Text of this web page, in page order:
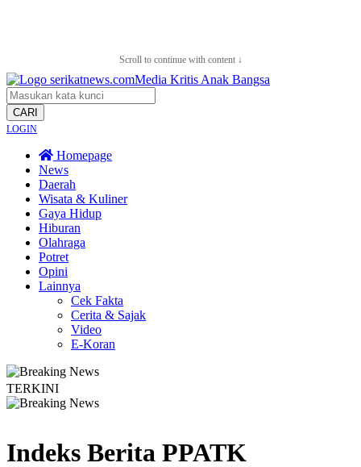
Scroll to continue with content ↓
CARI
LOGIN
Homepage
News
Daerah
Wisata & Kuliner
Gaya Hidup
Hiburan
Olahraga
Potret
Opini
Lainnya
Cek Fakta
Cerita & Sajak
Video
E-Koran
TERKINI
Indeks Berita PPATK